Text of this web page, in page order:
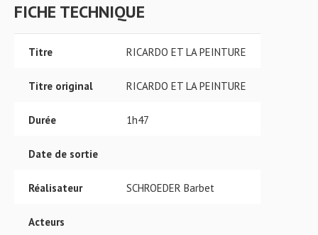
FICHE TECHNIQUE
Titre RICARDO ET LA PEINTURE
Titre original RICARDO ET LA PEINTURE
Durée 1h47
Date de sortie
Réalisateur SCHROEDER Barbet
Acteurs